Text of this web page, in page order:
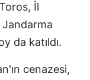
İl
da katıldı.
cenazesi,